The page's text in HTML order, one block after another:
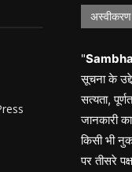
"
सूचना के
सत्यता,
जानकारी
किसी भी
पर तीसरे